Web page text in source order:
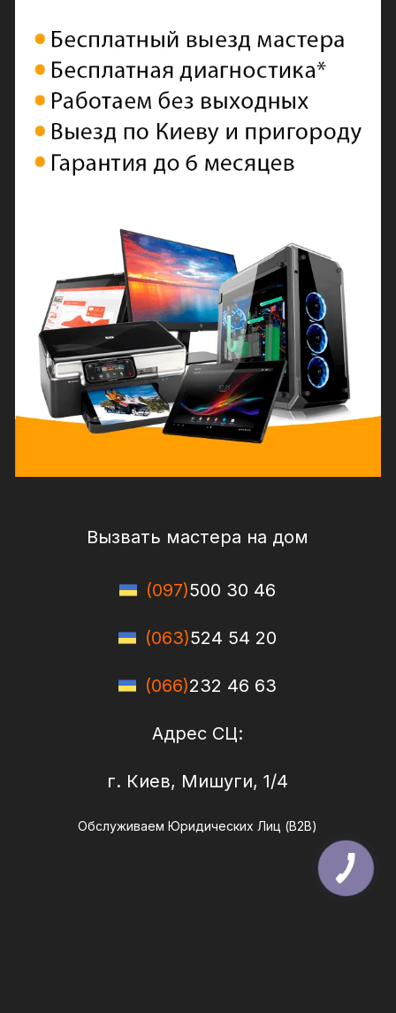
Вызвать мастера на дом
(097)500 30 46
(063)524 54 20
(066)232 46 63
Адрес СЦ:
г. Киев, Мишуги, 1/4
Обслуживаем Юридических Лиц (B2B)